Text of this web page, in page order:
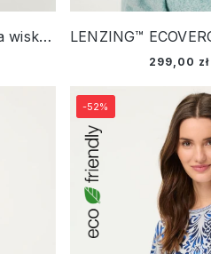
LENZING™ ECOVERO™ Miętowa wiskozowa koszula damska z geometrycznym wzorem – Soft Vibes
299,00 zł
-52%